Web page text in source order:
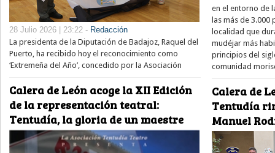
28 Julio 2026 | 23:22 - Redacción
La presidenta de la Diputación de Badajoz, Raquel del
Puerto, ha recibido hoy el reconocimiento como
‘Extremeña del Año’, concedido por la Asociación
Calera de León acoge la XII Edición
de la representación teatral:
Tentudía, la gloria de un maestre
en el entorno de
las más de
localidad que
mudéjar más
principios del
comunidad
Calera de
Tentudía
Manuel